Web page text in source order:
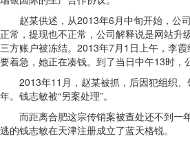
赵某供述，从2013年6月中旬开始，公
正常，提现也不正常，公司解释说是网站升
三方账户被冻结。2013年7月1日上午，李
要着急，她正在凑钱。到了当日中午13时，
2013年11月，赵某被抓，后因犯组织、
年。钱志敏被“另案处理”。
而距离合肥这宗传销案被查处还不到一
逃的钱志敏在天津注册成立了蓝天格锐。